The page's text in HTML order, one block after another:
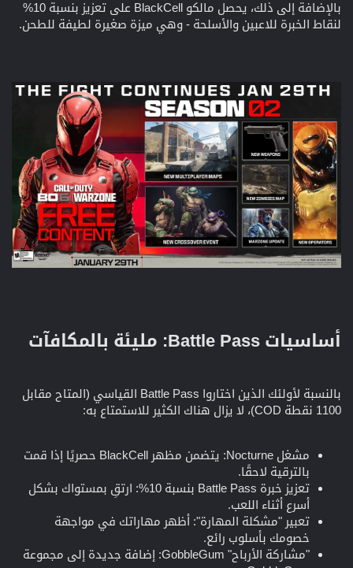
بالإضافة إلى ذلك، يحصل مالكو BlackCell على تعزيز بنسبة 10%
لنقاط الخبرة للاعبين والأسلحة - وهي ميزة صغيرة لطيفة للطحن.
أساسيات Battle Pass: مليئة بالمكافآت​
بالنسبة لأولئك الذين اختاروا Battle Pass القياسي (المتاح مقابل
1100 نقطة COD)، لا يزال هناك الكثير للاستمتاع به:
مشغل Nocturne: يتضمن مظهر BlackCell حصريًا إذا قمت
بالترقية لاحقًا.
تعزيز خبرة Battle Pass بنسبة 10%: ارتقِ بمستواك بشكل
أسرع أثناء اللعب.
تعبير "مشكلة المهارة": أظهر مهاراتك في مواجهة
خصومك بأسلوب رائع.
"مشاركة الأرباح" GobbleGum: إضافة جديدة إلى مجموعة